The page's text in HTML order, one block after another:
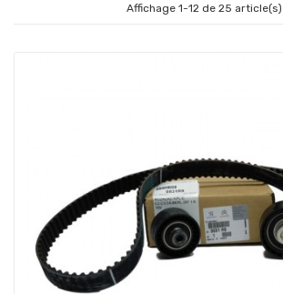
Affichage 1-12 de 25 article(s)